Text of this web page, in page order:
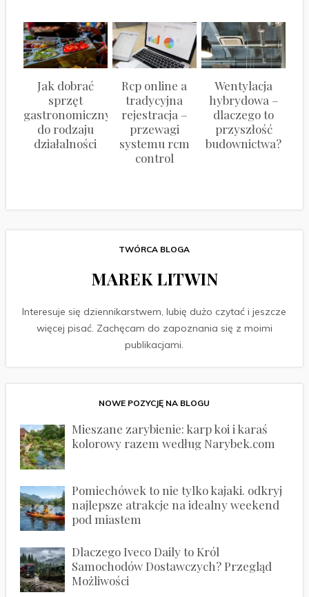
Jak dobrać
sprzęt
gastronomiczny
do rodzaju
działalności
Rcp online a
tradycyjna
rejestracja –
przewagi
systemu rcm
control
Wentylacja
hybrydowa –
dlaczego to
przyszłość
budownictwa?
TWÓRCA BLOGA
MAREK LITWIN
Interesuje się dziennikarstwem, lubię dużo czytać i jeszcze
więcej pisać. Zachęcam do zapoznania się z moimi
publikacjami.
NOWE POZYCJĘ NA BLOGU
Mieszane zarybienie: karp koi i karaś
kolorowy razem według Narybek.com
Pomiechówek to nie tylko kajaki. odkryj
najlepsze atrakcje na idealny weekend
pod miastem
Dlaczego Iveco Daily to Król
Samochodów Dostawczych? Przegląd
Możliwości